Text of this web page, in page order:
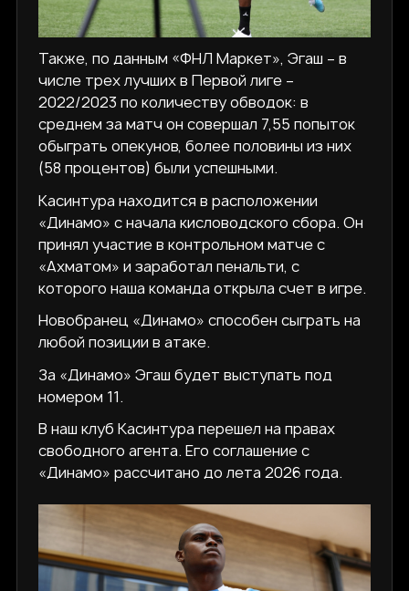
Также, по данным «ФНЛ Маркет», Эгаш – в
числе трех лучших в Первой лиге –
2022/2023 по количеству обводок: в
среднем за матч он совершал 7,55 попыток
обыграть опекунов, более половины из них
(58 процентов) были успешными.
Касинтура находится в расположении
«Динамо» с начала кисловодского сбора. Он
принял участие в контрольном матче с
«Ахматом» и заработал пенальти, с
которого наша команда открыла счет в игре.
Новобранец «Динамо» способен сыграть на
любой позиции в атаке.
За «Динамо» Эгаш будет выступать под
номером 11.
В наш клуб Касинтура перешел на правах
свободного агента. Его соглашение с
«Динамо» рассчитано до лета 2026 года.